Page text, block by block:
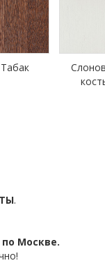
Табак
.
по Москве.